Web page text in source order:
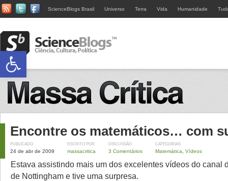
ScienceBlogs Brasil Universo Terra Vida Humanidade
Encontre os matemáticos… com
PUBLICADO
24 de abr de 2009
ESCRITO POR
massacritica
DISCUSSÃO
3 Comentários
CATEGORIAS
Matemática Vídeos
Estava assistindo mais um dos excelentes vídeos do canal
de Nottingham e tive uma surpresa.
Abrir a barra de ferramentas